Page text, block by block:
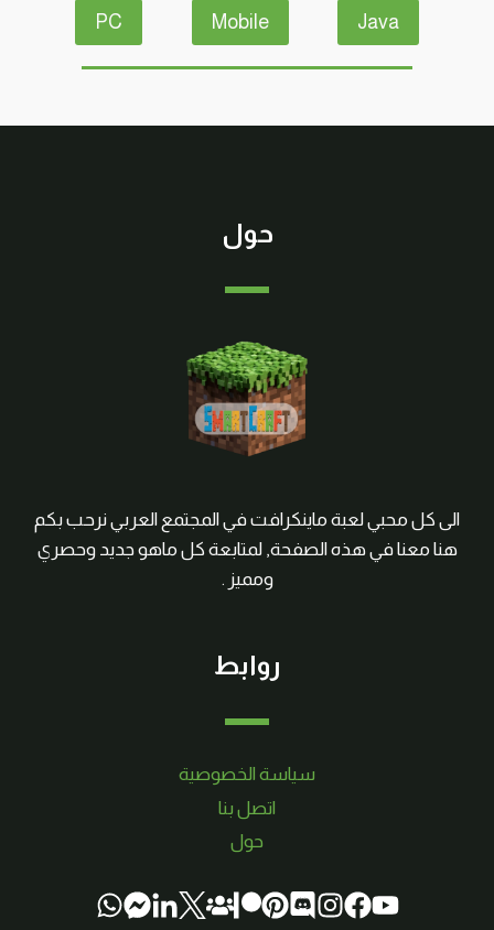
Java
Mobile
PC
حول
الى كل محبي لعبة ماينكرافت في المجتمع العربي نرحب بكم
هنا معنا في هذه الصفحة, لمتابعة كل ماهو جديد وحصري
ومميز .
روابط
سياسة الخصوصية
اتصل بنا
حول